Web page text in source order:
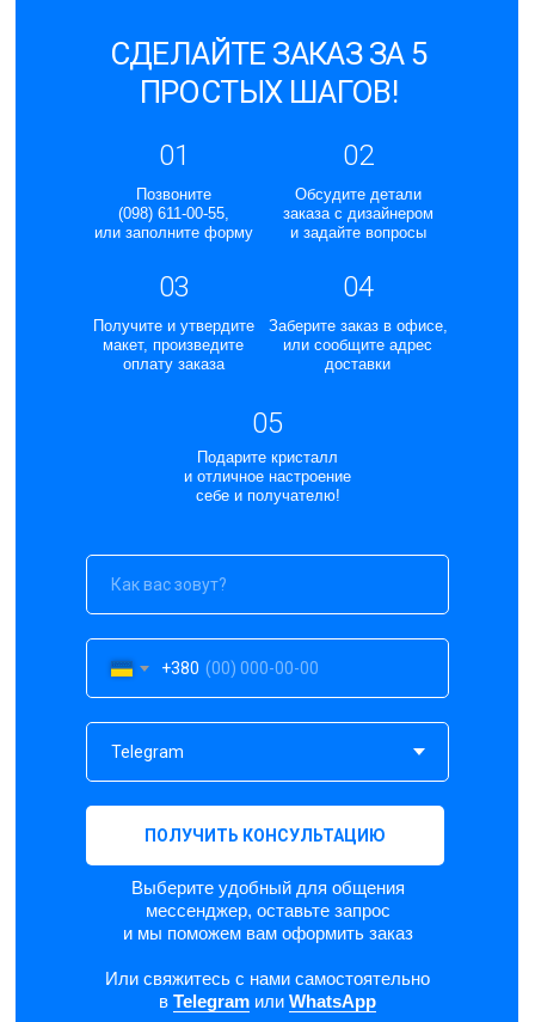
Позвоните
(098) 611-00-55,
или заполните форму
01
Обсудите детали
заказа с дизайнером
и задайте вопросы
02
Получите и утвердите
макет, произведите
оплату заказа
03
Заберите заказ в офисе,
или сообщите адрес
доставки
04
Подарите кристалл
и отличное настроение
себе и получателю!
05
СДЕЛАЙТЕ ЗАКАЗ ЗА 5
ПРОСТЫХ ШАГОВ!
+380
ПОЛУЧИТЬ КОНСУЛЬТАЦИЮ
Выберите удобный для общения
мессенджер, оставьте запрос
и мы поможем вам оформить заказ
Или свяжитесь с нами самостоятельно
в Telegram или WhatsApp